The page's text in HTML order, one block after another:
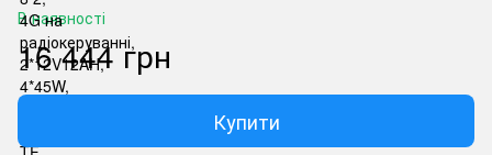
В наявності
16 444 грн
Купити